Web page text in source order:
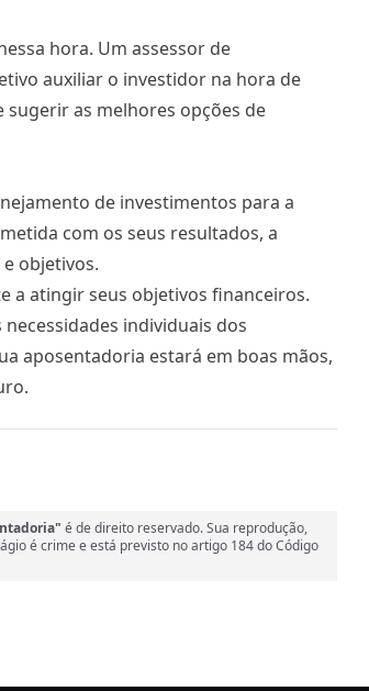
hora. Um assessor de
auxiliar o investidor na hora de
sugerir as melhores opções de
de investimentos para a
com os seus resultados, a
objetivos.
a atingir seus objetivos financeiros.
individuais dos
aposentadoria estará em boas mãos,
é de direito reservado. Sua reprodução,
é crime e está previsto no artigo 184 do Código